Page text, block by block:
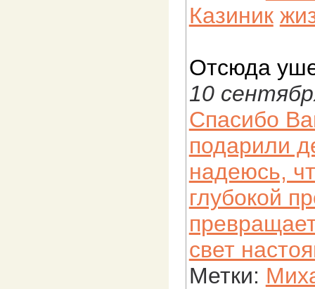
Казиник
Отсюда
10
Спасибо
подарили
надеюсь,
глубокой
свет
Метки: